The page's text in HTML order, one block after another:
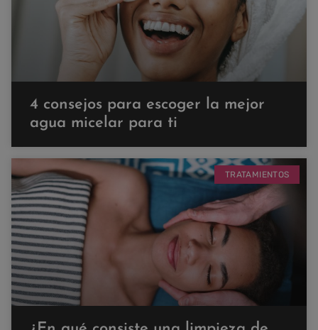
4 consejos para escoger la mejor
agua micelar para ti
TRATAMIENTOS